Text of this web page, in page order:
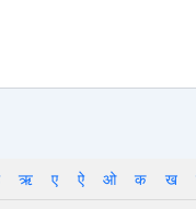
ऋ ए ऐ ओ क ख